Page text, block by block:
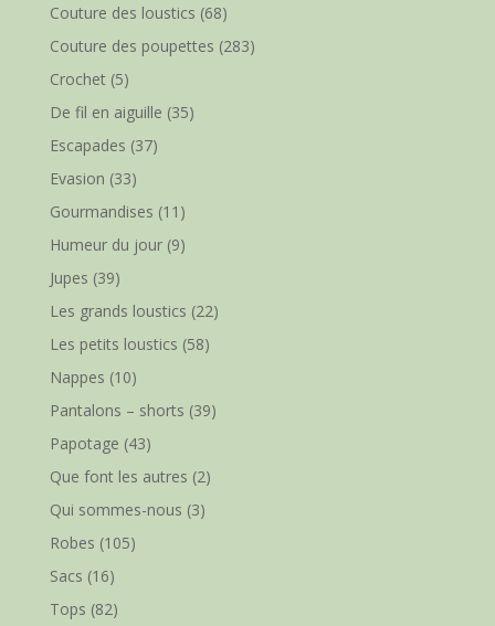
Couture des loustics (68)
Couture des poupettes (283)
Crochet (5)
De fil en aiguille (35)
Escapades (37)
Evasion (33)
Gourmandises (11)
Humeur du jour(9)
Jupes (39)
Les grands loustics (22)
Les petits loustics (58)
Nappes (10)
Pantalons – shorts (39)
Papotage (43)
Que font les autres (2)
Qui sommes-nous (3)
Robes (105)
Sacs (16)
Tops (82)